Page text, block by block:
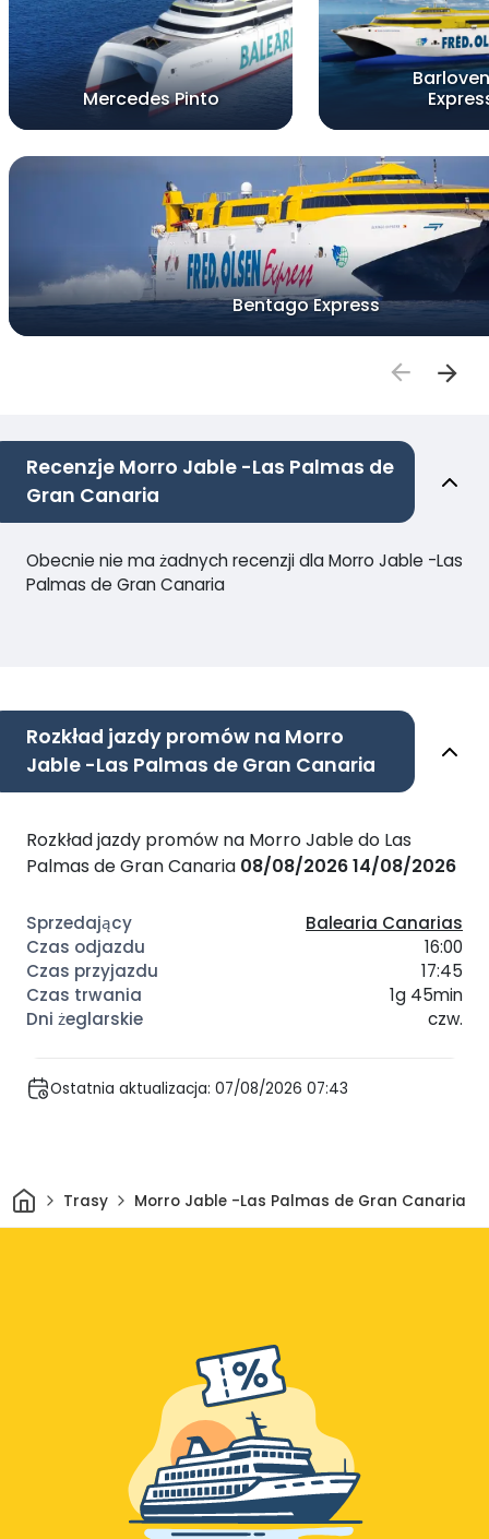
Mercedes Pinto
Bentago Express
Recenzje Morro Jable -Las Palmas de
Gran Canaria
Obecnie nie ma żadnych recenzji dla Morro Jable -Las
Palmas de Gran Canaria
Rozkład jazdy promów na Morro
Jable -Las Palmas de Gran Canaria
Rozkład jazdy promów na Morro Jable do Las
Palmas de Gran Canaria 08/08/202614/08/2026
Balearia Canarias
16:00
17:45
1g 45min
czw.
Ostatnia aktualizacja: 07/08/2026 07:43
DomTrasy Morro Jable -Las Palmas de Gran Canaria